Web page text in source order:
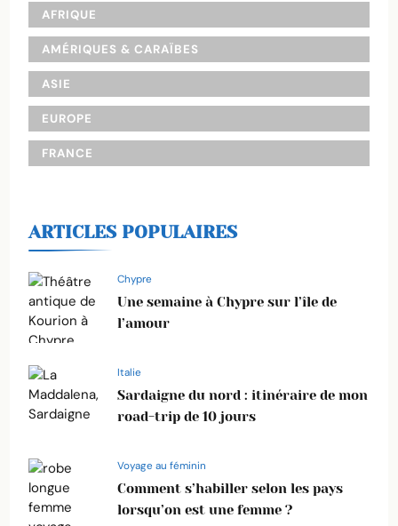
AFRIQUE
AMÉRIQUES & CARAÏBES
ASIE
EUROPE
FRANCE
ARTICLES POPULAIRES
Chypre
Une semaine à Chypre sur l’île de
l’amour
Italie
Sardaigne du nord : itinéraire de mon
road-trip de 10 jours
Voyage au féminin
Comment s’habiller selon les pays
lorsqu’on est une femme ?